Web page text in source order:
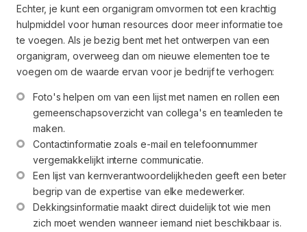
Echter, je kunt een organigram omvormen tot een krachtig
hulpmiddel voor human resources door meer informatie toe
te voegen. Als je bezig bent met het ontwerpen van een
organigram, overweeg dan om nieuwe elementen toe te
voegen om de waarde ervan voor je bedrijf te verhogen:
Foto's helpen om van een lijst met namen en rollen een
gemeenschapsoverzicht van collega's en teamleden te
maken.
Contactinformatie zoals e-mail en telefoonnummer
vergemakkelijkt interne communicatie.
Een lijst van kernverantwoordelijkheden geeft een beter
begrip van de expertise van elke medewerker.
Dekkingsinformatie maakt direct duidelijk tot wie men
zich moet wenden wanneer iemand niet beschikbaar is.